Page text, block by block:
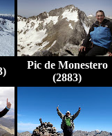
Pic de Monestero
(2883)